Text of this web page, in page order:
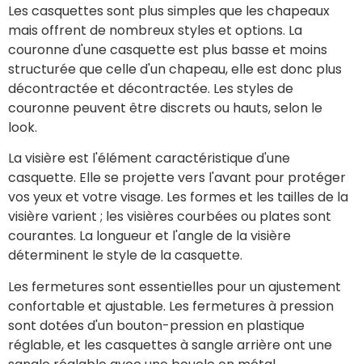
Les casquettes sont plus simples que les chapeaux
mais offrent de nombreux styles et options. La
couronne d'une casquette est plus basse et moins
structurée que celle d'un chapeau, elle est donc plus
décontractée et décontractée. Les styles de
couronne peuvent être discrets ou hauts, selon le
look.
La visière est l'élément caractéristique d'une
casquette. Elle se projette vers l'avant pour protéger
vos yeux et votre visage. Les formes et les tailles de la
visière varient ; les visières courbées ou plates sont
courantes. La longueur et l'angle de la visière
déterminent le style de la casquette.
Les fermetures sont essentielles pour un ajustement
confortable et ajustable. Les fermetures à pression
sont dotées d'un bouton-pression en plastique
réglable, et les casquettes à sangle arrière ont une